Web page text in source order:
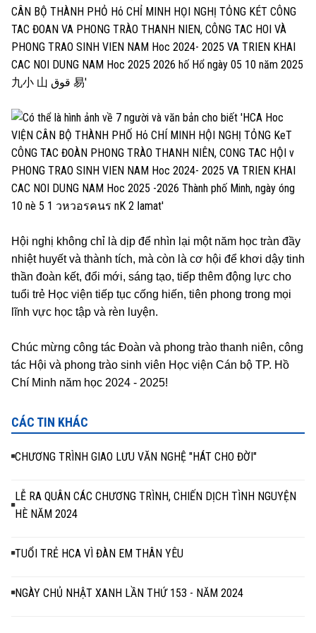
Hội nghị không chỉ là dịp để nhìn lại một năm học tràn đầy
nhiệt huyết và thành tích, mà còn là cơ hội để khơi dậy tinh
thần đoàn kết, đổi mới, sáng tạo, tiếp thêm động lực cho
tuổi trẻ Học viện tiếp tục cống hiến, tiên phong trong mọi
lĩnh vực học tập và rèn luyện.
Chúc mừng công tác Đoàn và phong trào thanh niên, công
tác Hội và phong trào sinh viên Học viện Cán bộ TP. Hồ
Chí Minh năm học 2024 - 2025!
CÁC TIN KHÁC
CHƯƠNG TRÌNH GIAO LƯU VĂN NGHỆ "HÁT CHO ĐỜI"
LỄ RA QUÂN CÁC CHƯƠNG TRÌNH, CHIẾN DỊCH TÌNH NGUYỆN
HÈ NĂM 2024
TUỔI TRẺ HCA VÌ ĐÀN EM THÂN YÊU
NGÀY CHỦ NHẬT XANH LẦN THỨ 153 - NĂM 2024